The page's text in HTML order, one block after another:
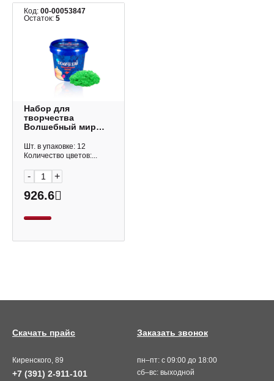
Код: 00-00053847
Остаток: 5
Набор для
творчества
Волшебный мир
песок" 1,0кг,
зеленый, пласт.уп.
Шт. в упаковке: 12
Количество цветов:...
- +
926.6
Киренского, 89
+7 (391) 2-911-101
пн–пт: с 09:00 до 18:00
сб–вс: выходной
Заказать звонок
Скачать прайс